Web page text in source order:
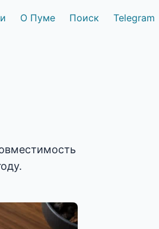
О Пуме Поиск Telegram